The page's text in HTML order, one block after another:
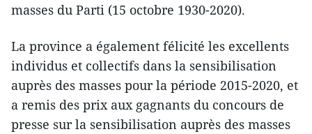
masses du Parti (15 octobre 1930-2020).
La province a également félicité les excellents
individus et collectifs dans la sensibilisation
auprès des masses pour la période 2015-2020, et
a remis des prix aux gagnants du concours de
presse sur la sensibilisation auprès des masses